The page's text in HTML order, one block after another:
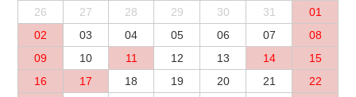
26
27 28 29 30 31
01
02
03 04 05 06 07
08
09
10 11 12 13 14
15
16
17 18 19 20 21
22